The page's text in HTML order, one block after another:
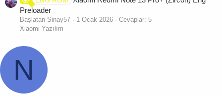
Preloader
Başlatan Sinay57 1 Ocak 2026
Cevaplar: 5
Xiaomi Yazılım
N